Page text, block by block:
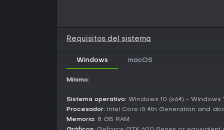
Requisitos del sistema
Windows macOS
Mínimo:
Sistema operativo: Windows 10 (x64) - Windows
Procesador: Intel Core i5 4th Generation and
Memoria: 8 GB RAM